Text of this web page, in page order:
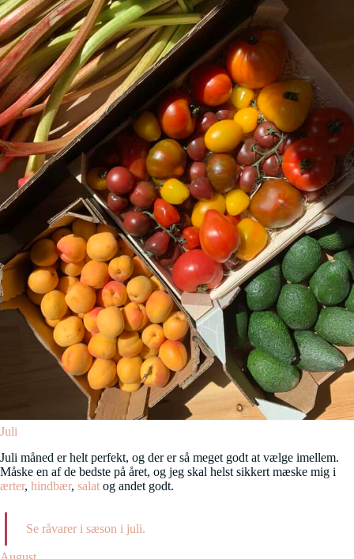
Juli
Juli måned er helt perfekt, og der er så meget godt at vælge imellem.
Måske en af de bedste på året, og jeg skal helst sikkert mæske mig i
ærter, hindbær, salat og andet godt.
Se råvarer i sæson i juli.